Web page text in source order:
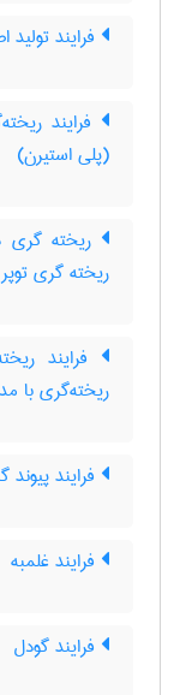
فرایند
فرایند
(پلی استیرن)
ریخته گری
ریخته گری توپر
فرایند
ریخته‌گری با
فرایند پیوند
فرایند غلمبه
فرایند گودل